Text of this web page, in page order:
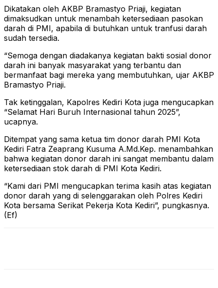
Dikatakan oleh AKBP Bramastyo Priaji, kegiatan
dimaksudkan untuk menambah ketersediaan pasokan
darah di PMI, apabila di butuhkan untuk tranfusi darah
sudah tersedia.
“Semoga dengan diadakanya kegiatan bakti sosial donor
darah ini banyak masyarakat yang terbantu dan
bermanfaat bagi mereka yang membutuhkan, ujar AKBP
Bramastyo Priaji.
Tak ketinggalan, Kapolres Kediri Kota juga mengucapkan
“Selamat Hari Buruh Internasional tahun 2025”,
ucapnya.
Ditempat yang sama ketua tim donor darah PMI Kota
Kediri Fatra Zeaprang Kusuma A.Md.Kep. menambahkan
bahwa kegiatan donor darah ini sangat membantu dalam
ketersediaan stok darah di PMI Kota Kediri.
“Kami dari PMI mengucapkan terima kasih atas kegiatan
donor darah yang di selenggarakan oleh Polres Kediri
Kota bersama Serikat Pekerja Kota Kediri”, pungkasnya.
(Ef)